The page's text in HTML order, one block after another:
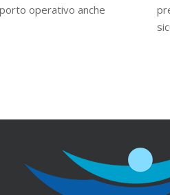
operativo anche